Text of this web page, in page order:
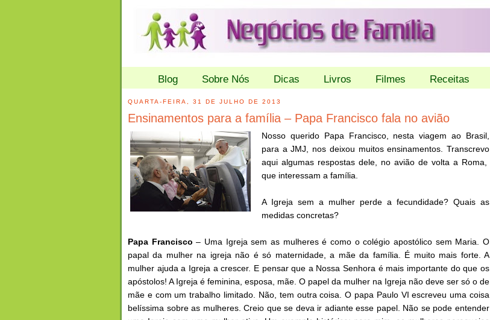
Blog Sobre Nós Dicas Livros Filmes Receitas
QUARTA-FEIRA, 31 DE JULHO DE 2013
Ensinamentos para a família – Papa Francisco fala no avião
Nosso querido Papa Francisco, nesta viagem ao Brasil,
para a JMJ, nos deixou muitos ensinamentos. Transcrevo
aqui algumas respostas dele, no avião de volta a Roma,
que interessam a família.
A Igreja sem a mulher perde a fecundidade? Quais as
medidas concretas?
Papa Francisco– Uma Igreja sem as mulheres é como o colégio apostólico sem Maria. O
papal da mulher na igreja não é só maternidade, a mãe da família. É muito mais forte. A
mulher ajuda a Igreja a crescer. E pensar que a Nossa Senhora é mais importante do que os
apóstolos! A Igreja é feminina, esposa, mãe. O papel da mulher na Igreja não deve ser só o de
mãe e com um trabalho limitado. Não, tem outra coisa. O papa Paulo VI escreveu uma coisa
belíssima sobre as mulheres. Creio que se deva ir adiante esse papel. Não se pode entender